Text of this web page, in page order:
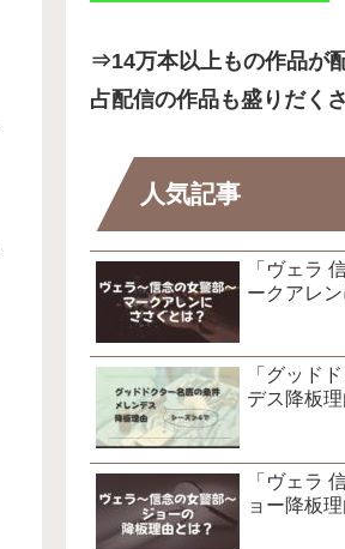
⇒14万本以上もの作品が
占配信の作品も盛りだく
人気記事
「ヴェラ
ークアレ
「グッド
デス降板
「ヴェラ
ョー降板